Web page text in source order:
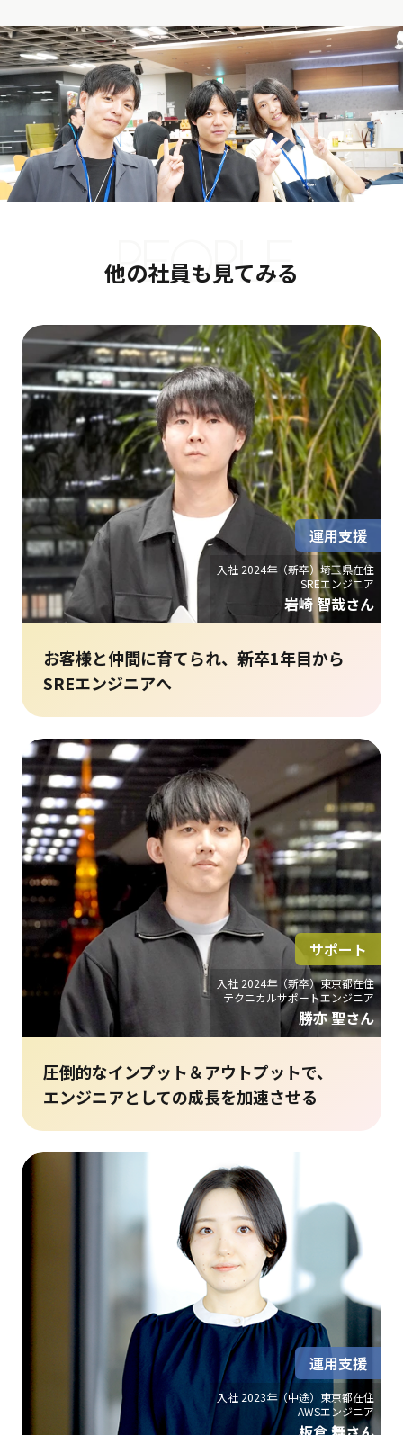
PEOPLE
他の社員も見てみる
入社 2024年（新卒）埼玉県在住
SREエンジニア
岩崎 智哉さん
運用支援
お客様と仲間に育てられ、新卒1年目から
SREエンジニアへ
入社 2024年（新卒）東京都在住
テクニカルサポートエンジニア
勝亦 聖さん
サポート
圧倒的なインプット＆アウトプットで、
エンジニアとしての成長を加速させる
入社 2023年（中途）東京都在住
AWSエンジニア
運用支援